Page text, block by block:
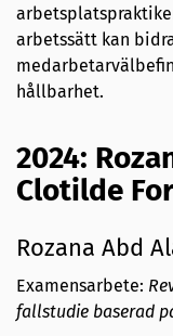
arbetssätt kan
hållbarhet.
2024:
Clotilde
Rozana Abd
Examensarbete:
fallstudie baserad